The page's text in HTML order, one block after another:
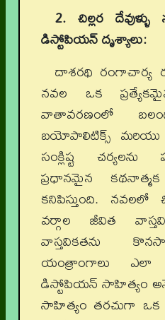
2. చిల్లర
డిస్టోపియన్ దృశ్యాలు:
దాశరథి రంగాచార్య
నవల ఒక
వాతావరణంలో
బయోపాలిటిక్స్
సంక్లిష్ట
ప్రధానమైన
కనిపిస్తుంది. నవలలో
వర్గాల జీవిత
వాస్తవికతను
యంత్రాంగాలు
డిస్టోపియన్ సాహిత్యం
సాహిత్యం తరచుగా ఒక